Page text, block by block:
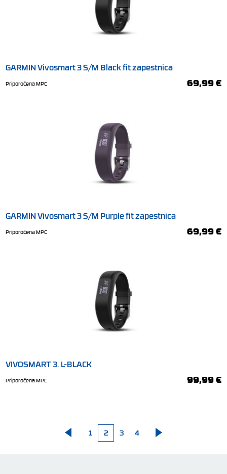
GARMIN Vivosmart 3 S/M Black fit zapestnica
Priporočena MPC 69,99 €
GARMIN Vivosmart 3 S/M Purple fit zapestnica
Priporočena MPC 69,99 €
VIVOSMART 3. L-BLACK
Priporočena MPC 99,99 €
1 2 3 4